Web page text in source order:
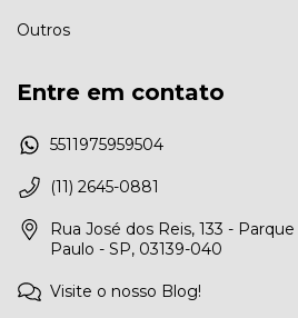
Outros
Entre em contato
5511975959504
(11) 2645-0881
Rua José dos Reis, 133 -
Paulo - SP, 03139-040
Visite o nosso Blog!